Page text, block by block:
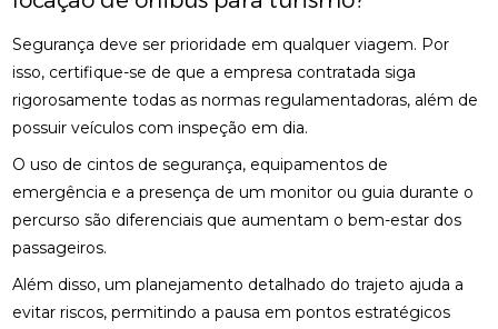
Segurança deve ser prioridade em qualquer viagem. Por
isso, certifique-se de que a empresa contratada siga
rigorosamente todas as normas regulamentadoras, além de
possuir veículos com inspeção em dia.
O uso de cintos de segurança, equipamentos de
emergência e a presença de um monitor ou guia durante o
percurso são diferenciais que aumentam o bem-estar dos
passageiros.
Além disso, um planejamento detalhado do trajeto ajuda a
evitar riscos, permitindo a pausa em pontos estratégicos